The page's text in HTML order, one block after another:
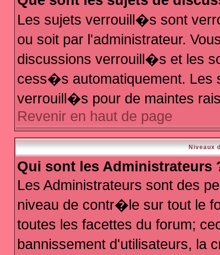
Les sujets verrouill�s sont
ou soit par l'administrateur.
discussions verrouill�s et les
cess�s automatiquement.
verrouill�s pour de maintes
Revenir en haut de page
Niveaux
Qui sont les Administrateurs
Les Administrateurs sont des
niveau de contr�le sur tout le
toutes les facettes du forum;
bannissement d'utilisateurs, la